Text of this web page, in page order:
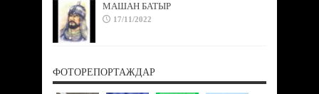
МАШАН БАТЫР
17/11/2022
ФОТОРЕПОРТАЖДАР